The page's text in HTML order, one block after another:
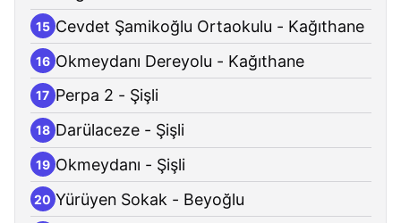
15 Cevdet Şamikoğlu Ortaokulu - Kağıthane
16 Okmeydanı Dereyolu - Kağıthane
17 Perpa 2 - Şişli
18 Darülaceze - Şişli
19 Okmeydanı - Şişli
20 Yürüyen Sokak - Beyoğlu